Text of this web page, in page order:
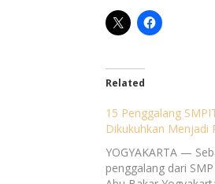
Related
15 Penggalang
Dikukuhkan Menjadi
YOGYAKARTA —
penggalang dari